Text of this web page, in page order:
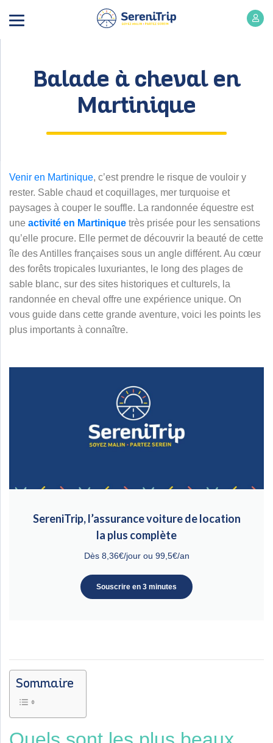
Balade à cheval en
Martinique
Venir en Martinique, c’est prendre le risque de vouloir y
rester. Sable chaud et coquillages, mer turquoise et
paysages à couper le souffle. La randonnée équestre est
une activité en Martinique très prisée pour les sensations
qu’elle procure. Elle permet de découvrir la beauté de cette
île des Antilles françaises sous un angle différent. Au cœur
des forêts tropicales luxuriantes, le long des plages de
sable blanc, sur des sites historiques et culturels, la
randonnée en cheval offre une expérience unique. On
vous guide dans cette grande aventure, voici les points les
plus importants à connaître.
SereniTrip, l’assurance voiture de location
la plus complète
Dès 8,36€/jour ou 99,5€/an
Souscrire en 3 minutes
Sommaire